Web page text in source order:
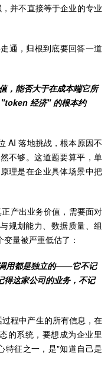
并不直接等于企业的专业
通，归根到底要回答一道
，能否大于在成本端它所
"token 经济" 的根本约
AI 落地挑战，根本原因不
不够。这道题要算平，单
理是在企业具体场景中把
产出业务价值，需要面对
规划能力、数据质量、组
量被严重低估了：
用都是独立的——它不记
得这家公司的业务，不记
程中产生的所有信息，在
的系统，要想成为企业里
征之一，是"知道自己是